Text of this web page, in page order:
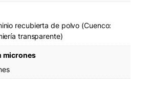
recubierta de polvo (Cuenco:
transparente)
micrones